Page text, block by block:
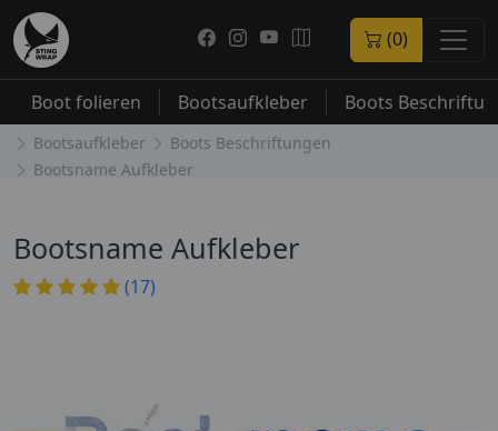
(0)
Boot folieren Bootsaufkleber Boots
Bootsaufkleber
Boots Beschriftungen
Bootsname Aufkleber
Bootsname Aufkleber
(17)